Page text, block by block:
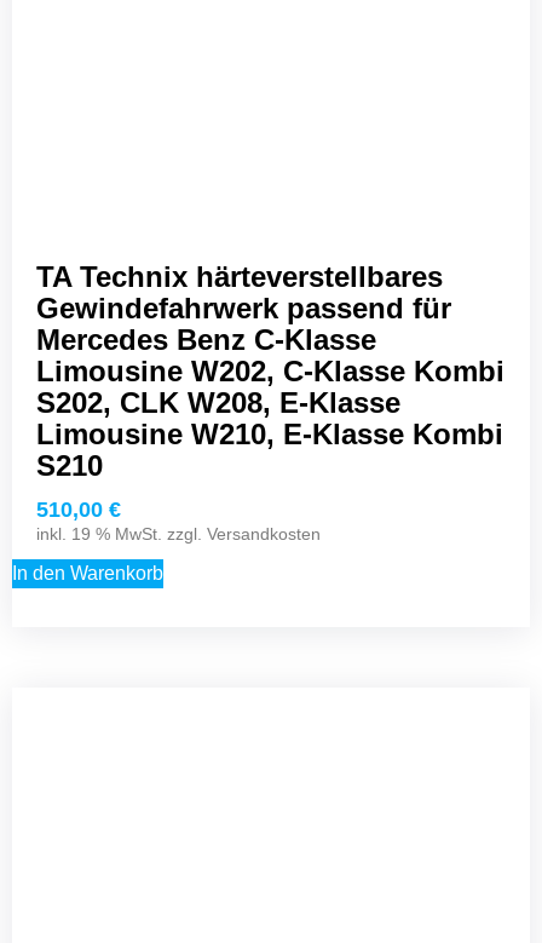
TA Technix härteverstellbares
Gewindefahrwerk passend für
Mercedes Benz C-​Klasse
Limousine W202, C-​Klasse Kombi
S202, CLK W208, E-​Klasse
Limousine W210, E-​Klasse Kombi
S210
510,00 €
inkl. 19 % MwSt. zzgl. Versandkosten
In den Warenkorb